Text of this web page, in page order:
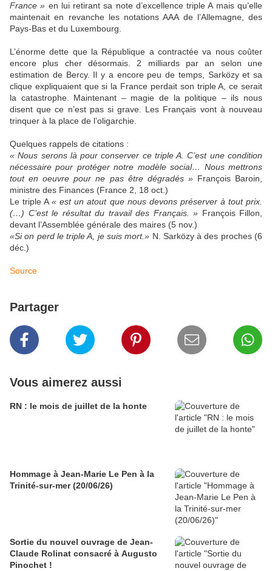
France » en lui retirant sa note d’excellence triple A mais qu’elle
maintenait en revanche les notations AAA de l’Allemagne, des
Pays-Bas et du Luxembourg.
L’énorme dette que la République a contractée va nous coûter
encore plus cher désormais. 2 milliards par an selon une
estimation de Bercy. Il y a encore peu de temps, Sarközy et sa
clique expliquaient que si la France perdait son triple A, ce serait
la catastrophe. Maintenant – magie de la politique – ils nous
disent que ce n’est pas si grave. Les Français vont à nouveau
trinquer à la place de l’oligarchie.
Quelques rappels de citations :
« Nous serons là pour conserver ce triple A. C’est une condition
nécessaire pour protéger notre modèle social… Nous mettrons
tout en oeuvre pour ne pas être dégradés »François Baroin,
ministre des Finances (France 2, 18 oct.)
Le triple A« est un atout que nous devons préserver à tout prix.
(…) C’est le résultat du travail des Français. » François Fillon,
devant l’Assemblée générale des maires (5 nov.)
«Si on perd le triple A, je suis mort.» N. Sarközy à des proches (6
déc.)
Source
Partager
Vous aimerez aussi
RN : le mois de juillet de la honte
Hommage à Jean-Marie Le Pen à la
Trinité-sur-mer (20/06/26)
Sortie du nouvel ouvrage de Jean-
Claude Rolinat consacré à Augusto
Pinochet !